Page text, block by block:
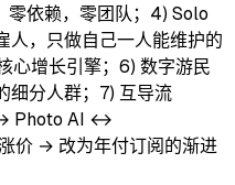
零依赖，零团队；4) Solo
人，只做自己一人能维护的
心增长引擎；6) 数字游民
细分人群；7) 互导流
Photo AI ↔
价 → 改为年付订阅的渐进